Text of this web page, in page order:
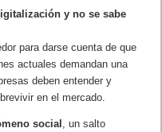
y no se sabe
para darse cuenta de que
actuales demandan una
deben entender y
en el mercado.
social , un salto